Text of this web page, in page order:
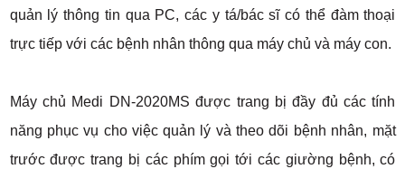
quản lý thông tin qua PC, các y tá/bác sĩ có thể đàm thoại
trực tiếp với các bệnh nhân thông qua máy chủ và máy con.
Máy chủ Medi DN-2020MS được trang bị đầy đủ các tính
năng phục vụ cho việc quản lý và theo dõi bệnh nhân, mặt
trước được trang bị các phím gọi tới các giường bệnh, có